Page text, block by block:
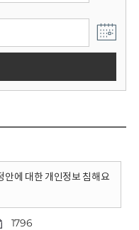
안에 대한 개인정보 침해요
1796